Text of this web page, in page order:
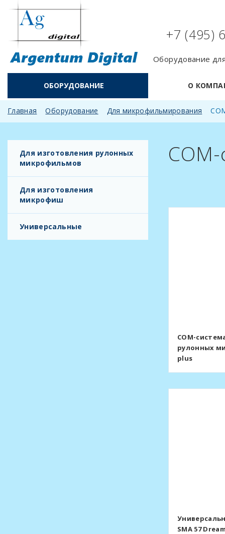
+7 (495)
Оборудование
ОБОРУДОВАНИЕ О
Главная Оборудование Для микрофильмирования
Для изготовления рулонных
микрофильмов
Для изготовления
микрофиш
Универсальные
CОМ-
COM-
рулонных
plus
SMA 57